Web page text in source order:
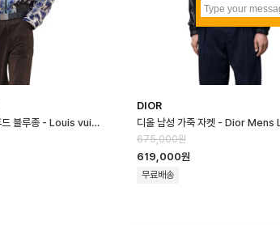
루이비통 남성 가죽 후드 블루종 - Louis vuitton Mens Leather Hoo…
DIOR
675,000원
619,000원
무료배송